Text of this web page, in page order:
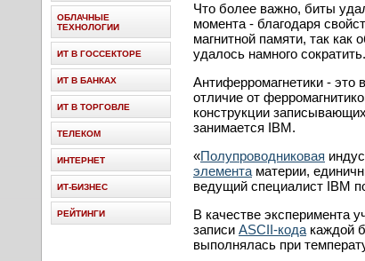
Что более важно, биты
момента - благодаря
магнитной памяти, так
удалось намного сократить.
Антиферромагнетики - это
отличие от
конструкции
занимается IBM.
«Полупроводниковая
элемента материи,
ведущий специалист IBM
В качестве эксперимента
записи ASCII-кода каждой
выполнялась при
ОБЛАЧНЫЕ
ТЕХНОЛОГИИ
ИТ В ГОССЕКТОРЕ
ИТ В БАНКАХ
ИТ В ТОРГОВЛЕ
ТЕЛЕКОМ
ИНТЕРНЕТ
ИТ-БИЗНЕС
РЕЙТИНГИ